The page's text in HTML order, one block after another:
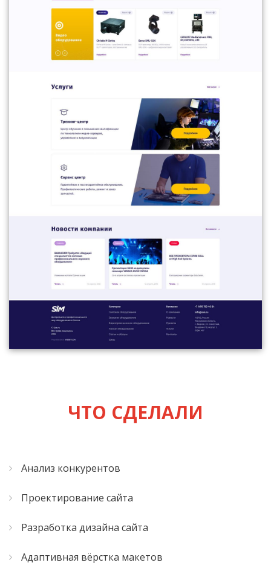
ЧТО СДЕЛАЛИ
Анализ конкурентов
Проектирование сайта
Разработка дизайна сайта
Адаптивная вёрстка макетов